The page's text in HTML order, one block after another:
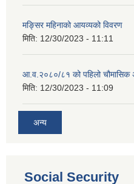
मङ्सिर महिनाको आयव्यको विवरण
मिति: 12/30/2023 - 11:11
आ.व.२०८०/८१ को पहिलो चौमासिक
मिति: 12/30/2023 - 11:09
अन्य
Social Security